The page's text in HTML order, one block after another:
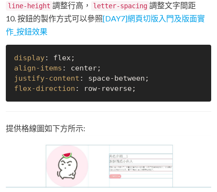
line-height 調整行高， letter-spacing 調整文字間距
10. 按鈕的製作方式可以參照[DAY7]網頁切版入門及版面實
作_按鈕效果
display
align-items
justify-content
flex-direction
提供格線圖如下方所示: